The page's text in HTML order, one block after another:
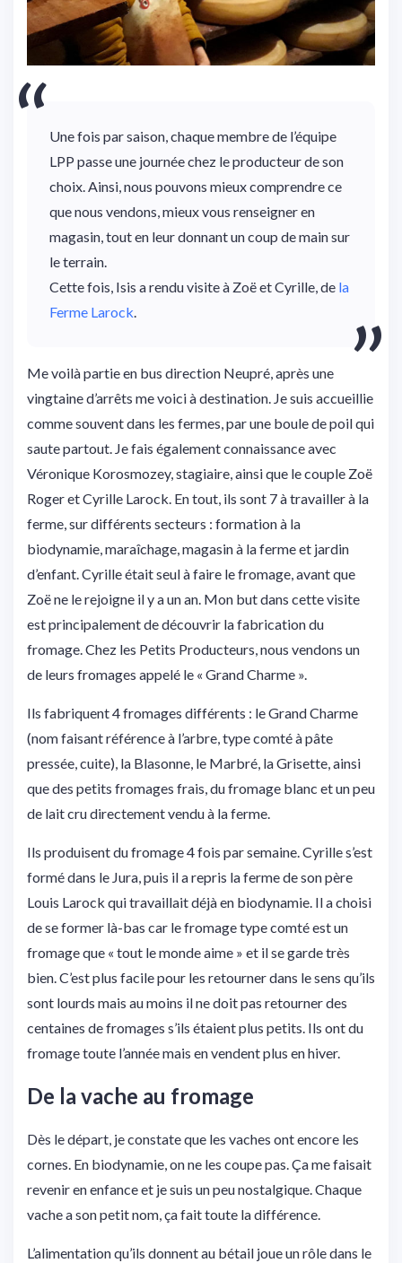
Une fois par saison, chaque membre de l’équipe
LPP passe une journée chez le producteur de son
choix. Ainsi, nous pouvons mieux comprendre ce
que nous vendons, mieux vous renseigner en
magasin, tout en leur donnant un coup de main sur
le terrain.
Cette fois, Isis a rendu visite à Zoë et Cyrille, de la
Ferme Larock.
Me voilà partie en bus direction Neupré, après une
vingtaine d’arrêts me voici à destination. Je suis accueillie
comme souvent dans les fermes, par une boule de poil qui
saute partout. Je fais également connaissance avec
Véronique Korosmozey, stagiaire, ainsi que le couple Zoë
Roger et Cyrille Larock. En tout, ils sont 7 à travailler à la
ferme, sur différents secteurs : formation à la
biodynamie, maraîchage, magasin à la ferme et jardin
d’enfant. Cyrille était seul à faire le fromage, avant que
Zoë ne le rejoigne il y a un an. Mon but dans cette visite
est principalement de découvrir la fabrication du
fromage. Chez les Petits Producteurs, nous vendons un
de leurs fromages appelé le « Grand Charme ».
Ils fabriquent 4 fromages différents : le Grand Charme
(nom faisant référence à l’arbre, type comté à pâte
pressée, cuite), la Blasonne, le Marbré, la Grisette, ainsi
que des petits fromages frais, du fromage blanc et un peu
de lait cru directement vendu à la ferme.
Ils produisent du fromage 4 fois par semaine. Cyrille s’est
formé dans le Jura, puis il a repris la ferme de son père
Louis Larock qui travaillait déjà en biodynamie. Il a choisi
de se former là-bas car le fromage type comté est un
fromage que « tout le monde aime » et il se garde très
bien. C’est plus facile pour les retourner dans le sens qu’ils
sont lourds mais au moins il ne doit pas retourner des
centaines de fromages s’ils étaient plus petits. Ils ont du
fromage toute l’année mais en vendent plus en hiver.
De la vache au fromage
Dès le départ, je constate que les vaches ont encore les
cornes. En biodynamie, on ne les coupe pas. Ça me faisait
revenir en enfance et je suis un peu nostalgique. Chaque
vache a son petit nom, ça fait toute la différence.
L’alimentation qu’ils donnent au bétail joue un rôle dans le